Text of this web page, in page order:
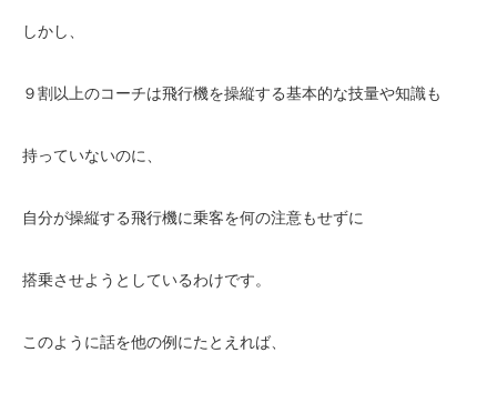
しかし、
９割以上のコーチは飛行機を操縦する基本的な技量や知識も
持っていないのに、
自分が操縦する飛行機に乗客を何の注意もせずに
搭乗させようとしているわけです。
このように話を他の例にたとえれば、